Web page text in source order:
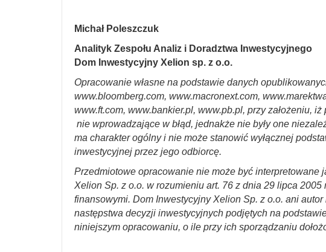
Michał Poleszczuk
Analityk Zespołu Analiz i Doradztwa Inwestycyjnego
Dom Inwestycyjny Xelion sp. z o.o.
Opracowanie własne na podstawie danych
www.bloomberg.com, www.macronext.com,
www.ft.com, www.bankier.pl, www.pb.pl, przy założeniu,
nie wprowadzające w błąd, jednakże nie były one
ma charakter ogólny i nie może stanowić wyłącznej
inwestycyjnej przez jego odbiorcę.
Przedmiotowe opracowanie nie może być interpretowane
Xelion Sp. z o.o. w rozumieniu art. 76 z dnia 29 lipca
finansowymi. Dom Inwestycyjny Xelion Sp. z o.o. ani
następstwa decyzji inwestycyjnych podjętych na
niniejszym opracowaniu, o ile przy ich sporządzaniu